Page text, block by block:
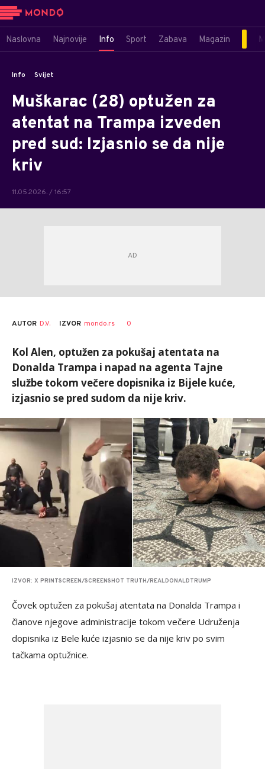
Naslovna Najnovije Info Sport Zabava Magazin
Info Svijet
Muškarac (28) optužen za
atentat na Trampa izveden
pred sud: Izjasnio se da nije
kriv
11.05.2026. / 16:57
AUTOR D.V. IZVOR mondo.rs 0
Kol Alen, optužen za pokušaj atentata na
Donalda Trampa i napad na agenta Tajne
službe tokom večere dopisnika iz Bijele kuće,
izjasnio se pred sudom da nije kriv.
IZVOR: X PRINTSCREEN/SCREENSHOT TRUTH/REALDONALDTRUMP
Čovek optužen za pokušaj atentata na Donalda Trampa i
članove njegove administracije tokom večere Udruženja
dopisnika iz Bele kuće izjasnio se da nije kriv po svim
tačkama optužnice.